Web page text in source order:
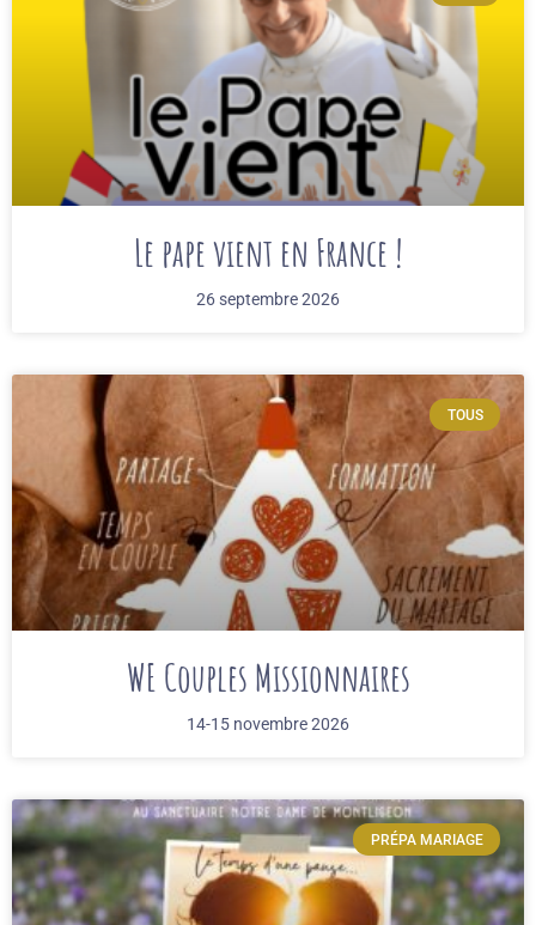
Le pape vient en France !
26 septembre 2026
TOUS
WE Couples Missionnaires
14-15 novembre 2026
PRÉPA MARIAGE